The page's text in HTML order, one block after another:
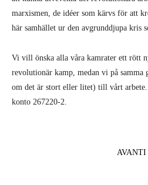
marxismen, de idéer som kärvs för att
här samhället ur den avgrunddjupa kris
Vi vill önska alla våra kamrater ett rött
revolutionär kamp, medan vi på samma
om det är stort eller litet) till vårt
konto 267220-2.
AVANTI